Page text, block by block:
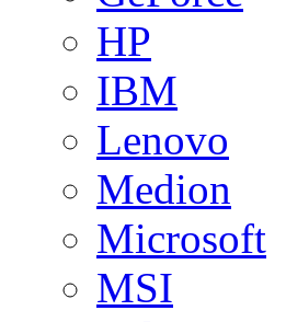
HP
IBM
Lenovo
Medion
Microsoft
MSI